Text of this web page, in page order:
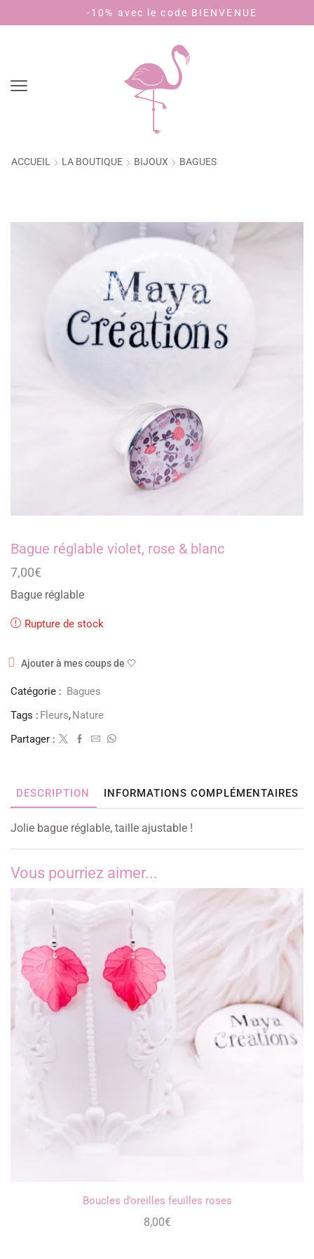
-10% avec le code BIENVENUE
ACCUEIL LA BOUTIQUE BIJOUX BAGUES
Bague réglable violet, rose & blanc
7,00€
Bague réglable
Rupture de stock
Ajouter à mes coups de 🤍
Catégorie : Bagues
Tags : Fleurs,Nature
Partager :
DESCRIPTION INFORMATIONS COMPLÉMENTAIRES
Jolie bague réglable, taille ajustable !
Vous pourriez aimer...
Boucles d’oreilles feuilles roses
8,00€